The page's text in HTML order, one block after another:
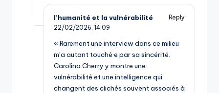
l’humanité et la vulnérabilité
Reply
22/02/2026, 14:09
« Rarement une interview dans ce milieu
m’a autant touché·e par sa sincérité.
Carolina Cherry y montre une
vulnérabilité et une intelligence qui
changent des clichés souvent associés à